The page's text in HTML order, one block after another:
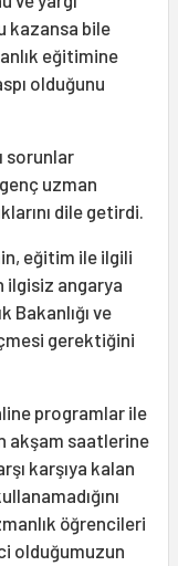
kazansa bile
eğitimine
olduğunu
sorunlar
uzman
dile getirdi.
eğitim ile ilgili
ilgisiz angarya
Bakanlığı ve
gerektiğini
programlar ile
akşam saatlerine
karşıya kalan
öğrencileri
olduğumuzun